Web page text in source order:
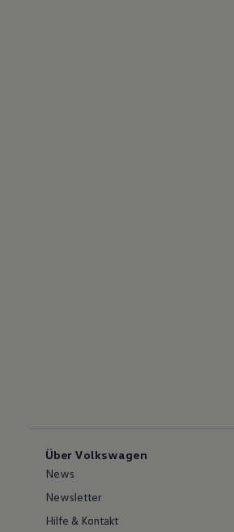
Über Volkswagen
News
Newsletter
Hilfe & Kontakt